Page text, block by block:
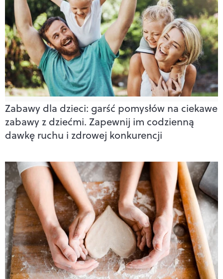
Zabawy dla dzieci: garść pomysłów na ciekawe
zabawy z dziećmi. Zapewnij im codzienną
dawkę ruchu i zdrowej konkurencji